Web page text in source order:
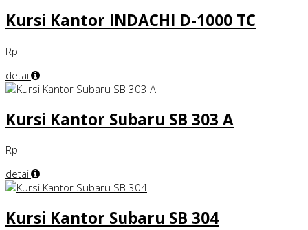
Kursi Kantor INDACHI D-1000 TC
Rp
detail
Kursi Kantor Subaru SB 303 A
Rp
detail
Kursi Kantor Subaru SB 304